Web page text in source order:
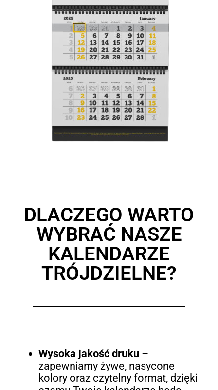
DLACZEGO WARTO
WYBRAĆ NASZE
KALENDARZE
TRÓJDZIELNE?
Wysoka jakość druku–
zapewniamy żywe, nasycone
kolory oraz czytelny format, dzięki